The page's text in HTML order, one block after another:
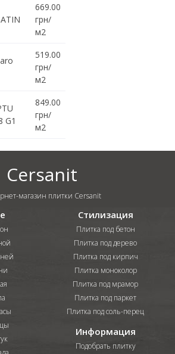
669.00
грн/
м2
519.00
грн/
м2
G1
849.00
грн/
м2
Cersanit
магазин плитки Cersanit
Стилизация
Плитка под бетон
Плитка под дерево
Плитка под кирпич
Плитка моноколор
Плитка под мрамор
Плитка под паркет
Плитка под соль-перец
Информация
Подобрать плитку